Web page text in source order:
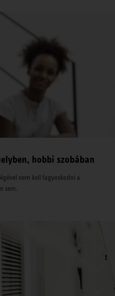
hobbi szobában
nem kell fagyoskodni a
sem.